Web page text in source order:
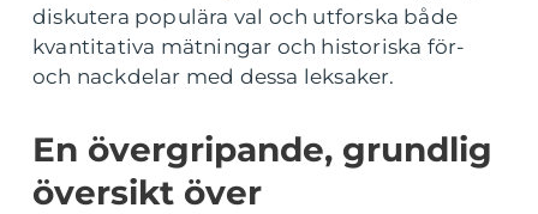
diskutera populära val och utforska både
kvantitativa mätningar och historiska för-
och nackdelar med dessa leksaker.
En övergripande, grundlig
översikt över